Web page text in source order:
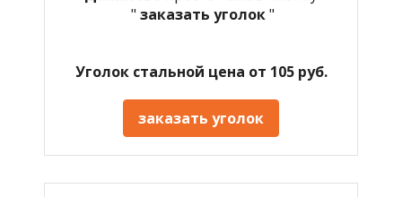
" заказать уголок"
Уголок стальной цена от 105 руб.
заказать уголок